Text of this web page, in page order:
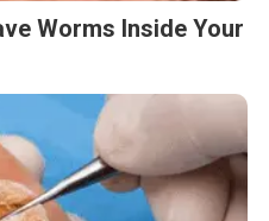
Worms Inside Your